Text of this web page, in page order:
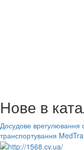
Нове в
Досудове врегулювання
транспортування